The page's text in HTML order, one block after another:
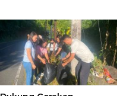
Sampaikan Dukungan
bagi Jemaat